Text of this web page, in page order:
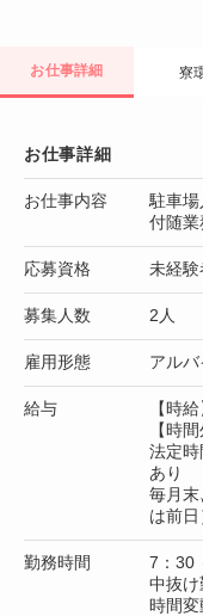
お仕事詳細 寮
お仕事詳細
お仕事内容
駐車
付随業
応募資格 未経験
募集人数 2人
雇用形態 アルバ
給与
【時
【時
法定時
あり
毎月
は前日
勤務時間
7：30
中抜
時間変